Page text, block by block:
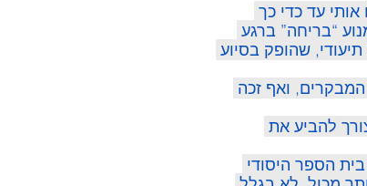
עד כדי כך
“בריחה” ברגע
שהופק בסיוע
ואף זכה
להביע את
הספר היסודי